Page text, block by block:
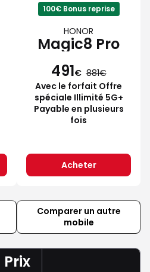
100€ Bonus reprise
HONOR
Magic8 Pro
491€ 881
Avec le forfait Offre
spéciale Illimité 5G+
Payable en plusieurs
fois
Acheter
Comparer un autre
mobile
Prix